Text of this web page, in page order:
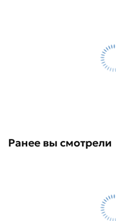
Ранее вы смотрели